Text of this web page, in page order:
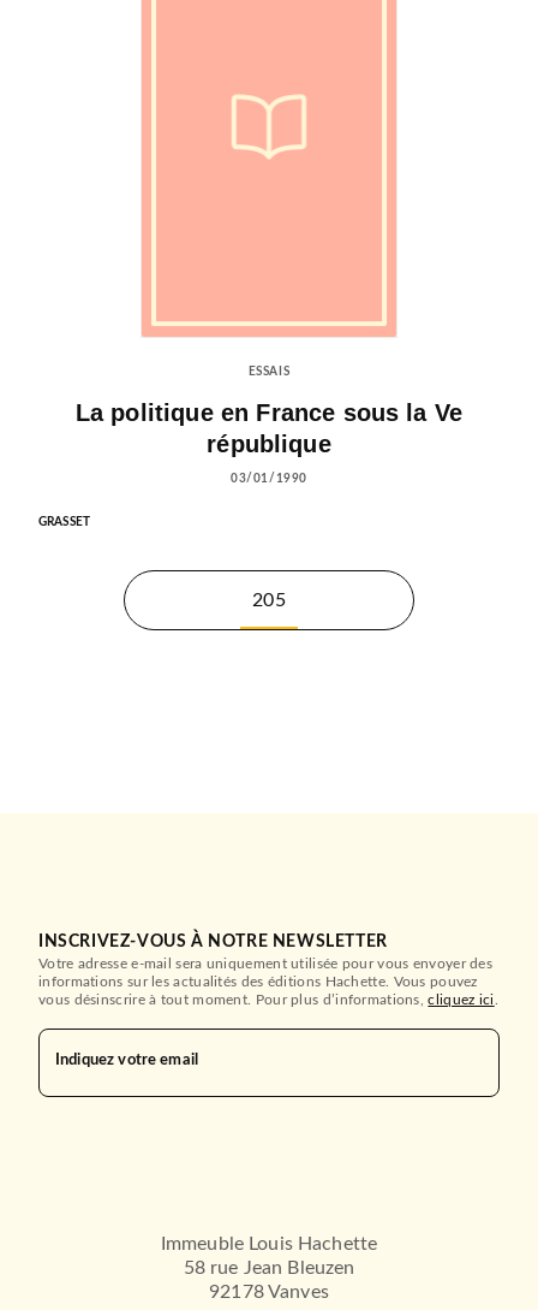
ESSAIS
La politique en France sous la Ve
république
03/01/1990
GRASSET
205
INSCRIVEZ-VOUS À NOTRE NEWSLETTER
Votre adresse e-mail sera uniquement utilisée pour vous envoyer des
informations sur les actualités des éditions Hachette. Vous pouvez
vous désinscrire à tout moment. Pour plus d’informations,cliquez ici
Indiquez votre email
Immeuble Louis Hachette
58 rue Jean Bleuzen
92178 Vanves